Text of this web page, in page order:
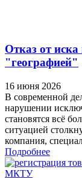
Отказ от иска
"географией"
16 июня 2026
В современной
нарушении
становятся всё
ситуацией
компания,
Подробнее